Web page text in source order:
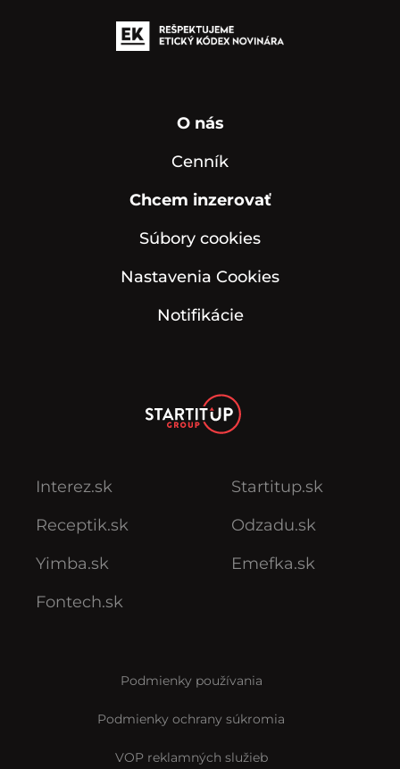
O nás
Cenník
Chcem inzerovať
Súbory cookies
Nastavenia Cookies
Notifikácie
Interez.sk
Receptik.sk
Yimba.sk
Fontech.sk
Startitup.sk
Odzadu.sk
Emefka.sk
Podmienky používania
Podmienky ochrany súkromia
VOP reklamných služieb